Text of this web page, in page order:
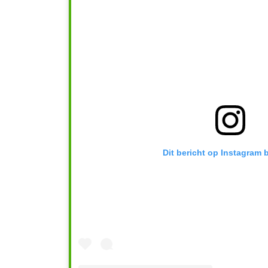
Dit bericht op Instagram